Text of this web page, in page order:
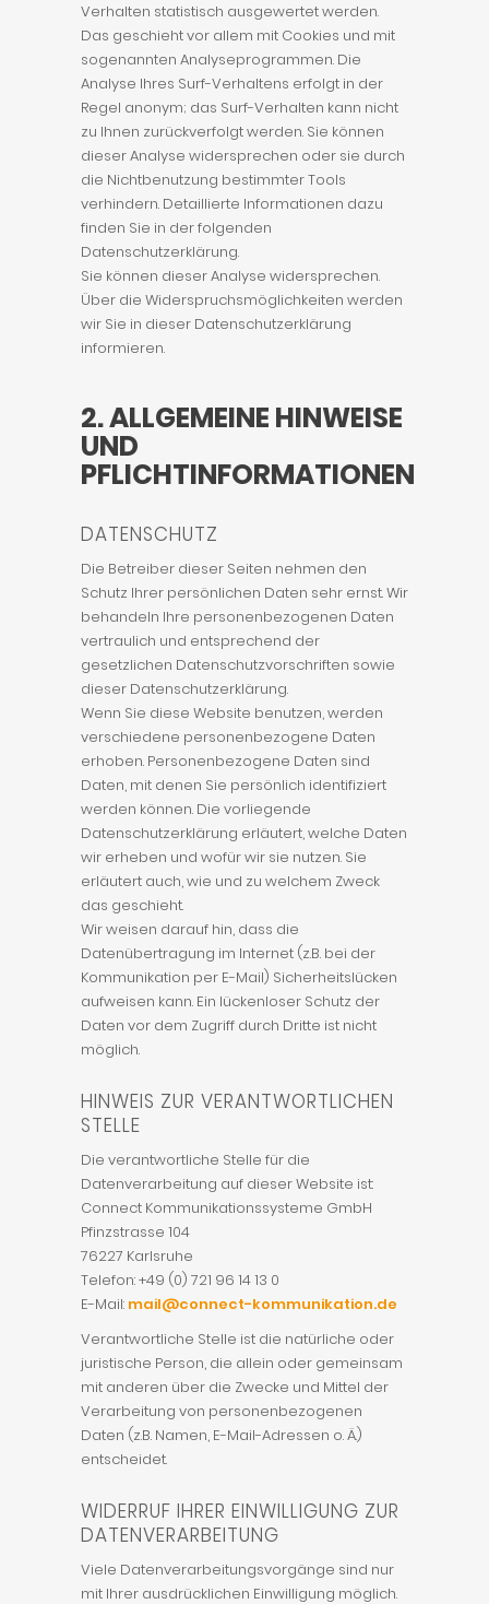
Verhalten statistisch ausgewertet werden.
Das geschieht vor allem mit Cookies und mit
sogenannten Analyseprogrammen. Die
Analyse Ihres Surf-Verhaltens erfolgt in der
Regel anonym; das Surf-Verhalten kann nicht
zu Ihnen zurückverfolgt werden. Sie können
dieser Analyse widersprechen oder sie durch
die Nichtbenutzung bestimmter Tools
verhindern. Detaillierte Informationen dazu
finden Sie in der folgenden
Datenschutzerklärung.
Sie können dieser Analyse widersprechen.
Über die Widerspruchsmöglichkeiten werden
wir Sie in dieser Datenschutzerklärung
informieren.
2. ALLGEMEINE HINWEISE
UND
PFLICHTINFORMATIONEN
DATENSCHUTZ
Die Betreiber dieser Seiten nehmen den
Schutz Ihrer persönlichen Daten sehr ernst. Wir
behandeln Ihre personenbezogenen Daten
vertraulich und entsprechend der
gesetzlichen Datenschutzvorschriften sowie
dieser Datenschutzerklärung.
Wenn Sie diese Website benutzen, werden
verschiedene personenbezogene Daten
erhoben. Personenbezogene Daten sind
Daten, mit denen Sie persönlich identifiziert
werden können. Die vorliegende
Datenschutzerklärung erläutert, welche Daten
wir erheben und wofür wir sie nutzen. Sie
erläutert auch, wie und zu welchem Zweck
das geschieht.
Wir weisen darauf hin, dass die
Datenübertragung im Internet (z.B. bei der
Kommunikation per E-Mail) Sicherheitslücken
aufweisen kann. Ein lückenloser Schutz der
Daten vor dem Zugriff durch Dritte ist nicht
möglich.
HINWEIS ZUR VERANTWORTLICHEN
STELLE
Die verantwortliche Stelle für die
Datenverarbeitung auf dieser Website ist:
Connect Kommunikationssysteme GmbH
Pfinzstrasse 104
76227 Karlsruhe
Telefon: +49 (0) 721 96 14 13 0
E-Mail: mail@connect-kommunikation.de
Verantwortliche Stelle ist die natürliche oder
juristische Person, die allein oder gemeinsam
mit anderen über die Zwecke und Mittel der
Verarbeitung von personenbezogenen
Daten (z.B. Namen, E-Mail-Adressen o. Ä.)
entscheidet.
WIDERRUF IHRER EINWILLIGUNG ZUR
DATENVERARBEITUNG
Viele Datenverarbeitungsvorgänge sind nur
mit Ihrer ausdrücklichen Einwilligung möglich.